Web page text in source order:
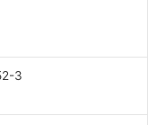
3